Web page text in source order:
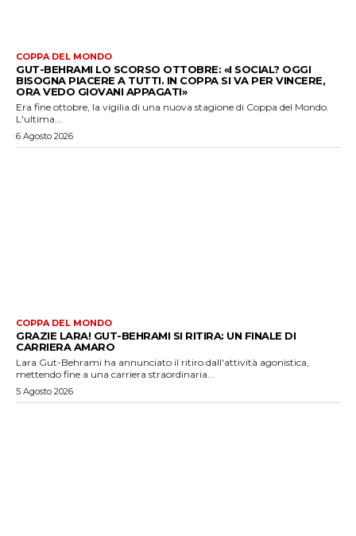
COPPA DEL MONDO
GUT-BEHRAMI LO SCORSO OTTOBRE: «I SOCIAL? OGGI
BISOGNA PIACERE A TUTTI. IN COPPA SI VA PER VINCERE,
ORA VEDO GIOVANI APPAGATI»
Era fine ottobre, la vigilia di una nuova stagione di Coppa del Mondo.
L'ultima...
6 Agosto 2026
COPPA DEL MONDO
GRAZIE LARA! GUT-BEHRAMI SI RITIRA: UN FINALE DI
CARRIERA AMARO
Lara Gut-Behrami ha annunciato il ritiro dall'attività agonistica,
mettendo fine a una carriera straordinaria...
5 Agosto 2026